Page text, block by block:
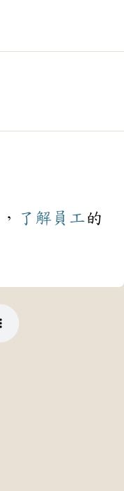
， 了解 員工 的